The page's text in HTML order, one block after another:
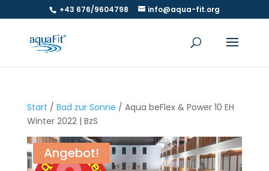
+43 676/9604798 info@aqua-fit.org
Start / Bad zur Sonne / Aqua beFlex & Power 10 EH
Winter 2022 | BzS
Angebot!